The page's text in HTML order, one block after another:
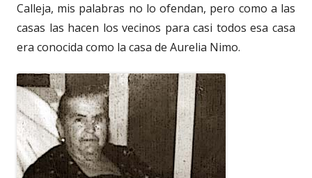
Calleja, mis palabras no lo ofendan, pero como a las
casas las hacen los vecinos para casi todos esa casa
era conocida como la casa de Aurelia Nimo.